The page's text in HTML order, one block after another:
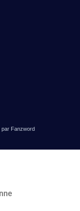
Fanzword